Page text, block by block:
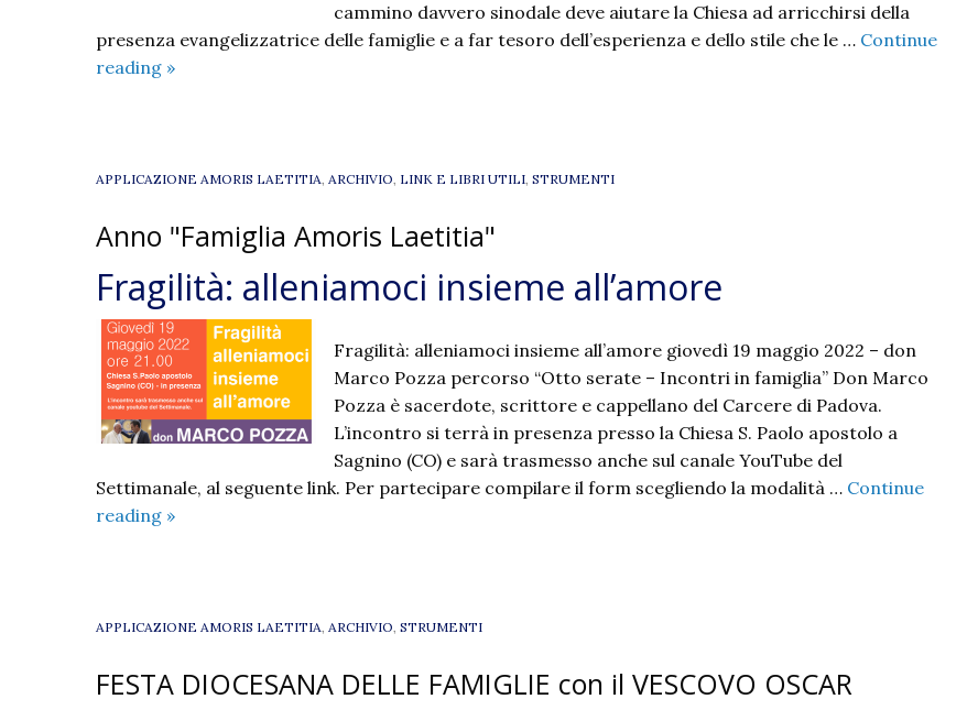
cammino davvero sinodale deve aiutare la Chiesa ad arricchirsi della
presenza evangelizzatrice delle famiglie e a far tesoro dell’esperienza e dello stile che le … Continue
reading Spunti
un
sinodale
le
famiglie
»
APPLICAZIONE AMORIS LAETITIA, ARCHIVIO, LINK E LIBRI UTILI, STRUMENTI
Anno "Famiglia Amoris Laetitia"
Fragilità: alleniamoci insieme all’amore
Fragilità: alleniamoci insieme all’amore giovedì 19 maggio 2022 – don
Marco Pozza percorso “Otto serate – Incontri in famiglia” Don Marco
Pozza è sacerdote, scrittore e cappellano del Carcere di Padova.
L’incontro si terrà in presenza presso la Chiesa S. Paolo apostolo a
Sagnino (CO) e sarà trasmesso anche sul canale YouTube del
Settimanale, al seguente link. Per partecipare compilare il form scegliendo la modalità … Continue
reading Fragilità:
»
APPLICAZIONE AMORIS LAETITIA, ARCHIVIO, STRUMENTI
FESTA DIOCESANA DELLE FAMIGLIE con il VESCOVO OSCAR